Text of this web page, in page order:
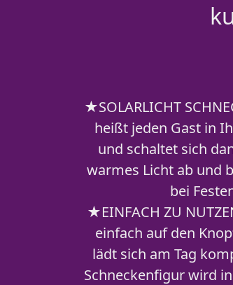
★SOLARLICHT
heißt jeden Gast in
und schaltet sich
warmes Licht ab und
bei
★EINFACH ZU
einfach auf den
lädt sich am Tag
Schneckenfigur wird